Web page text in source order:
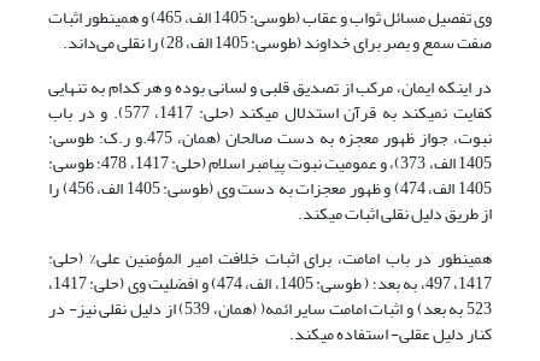
وی تفصیل مسائل ثواب و عقاب (طوسی: 1405 الف، 465) و همینطور اثبات
صفت سمع و بصر برای خداوند (طوسی: 1405 الف، 28) را نقلی می‌داند.
در اینکه ایمان، مرکب از تصدیق قلبی و لسانی بوده و هر کدام به تنهایی
کفایت نمی‏کند به قرآن استدلال می‎کند (حلی: 1417، 577). و در باب
نبوت، جواز ظهور معجزه به دست صالحان (همان، 475.و ر.ک: طوسی:
1405 الف، 373)، و عمومیت نبوت پیامبر اسلام (حلی: 1417، 478؛ طوسی:
1405 الف، 474) و ظهور معجزات به دست وی (طوسی: 1405 الف، 456) را
از طریق دلیل نقلی اثبات می‎کند.
همینطور در باب امامت، برای اثبات خلافت امیر المؤمنین علی% (حلی:
1417، 497، به بعد؛ ( طوسی: 1405، الف، 474) و افضلیت وی (حلی: 1417،
523 به بعد) و اثبات امامت سایر ائمه( (همان، 539) از دلیل نقلی نیز- در
کنار دلیل عقلی- استفاده می‎کند.